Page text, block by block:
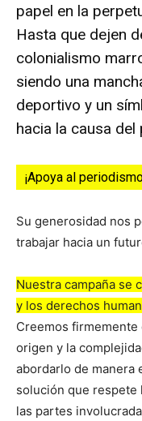
papel en la
Hasta que dejen
colonialismo
siendo una
deportivo y un
hacia la causa del
¡Apoya al
Su generosidad nos
trabajar hacia un
Nuestra campaña se
y los derechos
Creemos
origen y la
abordarlo de manera
solución que respete
las partes